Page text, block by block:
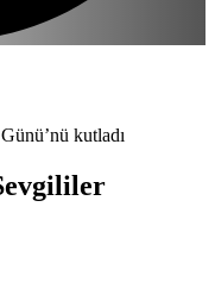
kutladı